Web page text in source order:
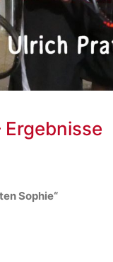
Ergebnisse
Sophie“